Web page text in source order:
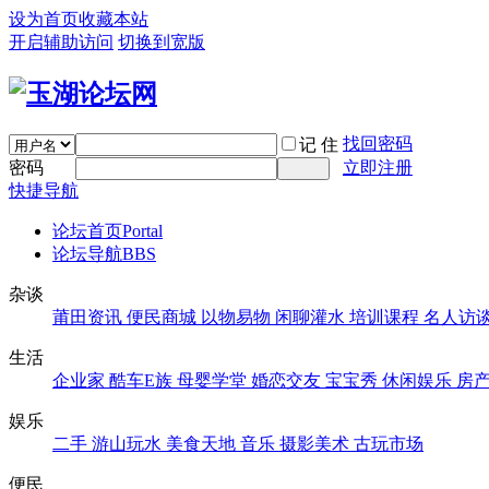
设为首页收藏本站
开启辅助访问 切换到宽版
记 住 找回密码
密码
立即注册
快捷导航
论坛首页Portal
论坛导航BBS
杂谈
莆田资讯 便民商城 以物易物 闲聊灌水 培训课程 名人访
生活
企业家 酷车E族 母婴学堂 婚恋交友 宝宝秀 休闲娱乐 房
娱乐
二手 游山玩水 美食天地 音乐 摄影美术 古玩市场
便民